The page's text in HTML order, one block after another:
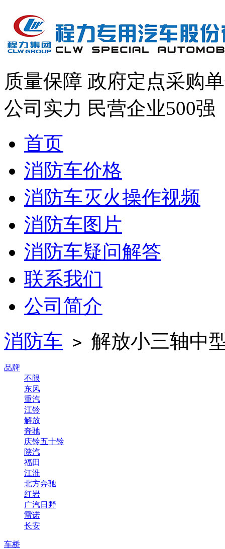
质量保障 政府定点采购
公司实力 民营企业500强
首页
消防车价格
消防车灭火操作视频
消防车图片
消防车疑问解答
联系我们
公司简介
消防车 > 解放小三轴中
品牌
不限
东风
重汽
江铃
解放
奔驰
庆铃五十铃
陕汽
福田
江淮
北方奔驰
红岩
广汽日野
雷诺
长安
车桥